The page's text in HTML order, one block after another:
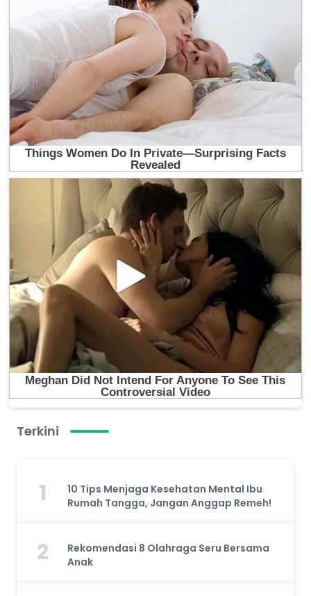
Terkini
1
10 Tips Menjaga Kesehatan Mental Ibu
Rumah Tangga, Jangan Anggap Remeh!
2
Rekomendasi 8 Olahraga Seru Bersama
Anak